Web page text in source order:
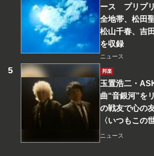
ース プリプ
全地帯、松田
松山千春、吉
を収録
ニュース
邦楽
玉置浩二・
曲“音銀河”を
の戦友で心の
〈いつもこの
ニュース